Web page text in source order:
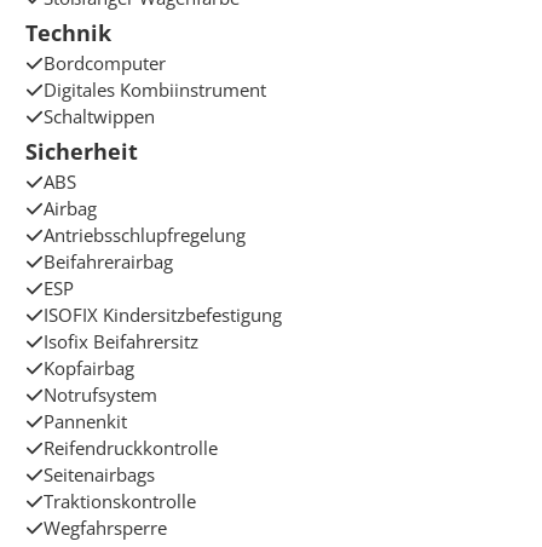
Technik
Bordcomputer
Digitales Kombiinstrument
Schaltwippen
Sicherheit
ABS
Airbag
Antriebsschlupfregelung
Beifahrerairbag
ESP
ISOFIX Kindersitzbefestigung
Isofix Beifahrersitz
Kopfairbag
Notrufsystem
Pannenkit
Reifendruckkontrolle
Seitenairbags
Traktionskontrolle
Wegfahrsperre